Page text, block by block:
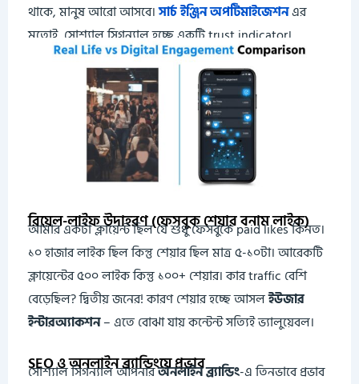
থাকে, মানুষ আরো আসবে।সার্চ ইঞ্জিন অপটিমাইজেশনএর
মতোই, সোশ্যাল সিগন্যাল হচ্ছে একটি trust indicator।
রিয়েল-লাইফ উদাহরণ (ফেসবুক শেয়ার বনাম লাইক)
আমার একটা ক্লায়েন্ট ছিল যে শুধু ফেসবুকে paid likes কিনত।
১০ হাজার লাইক ছিল কিন্তু শেয়ার ছিল মাত্র ৫-১০টা। আরেকটি
ক্লায়েন্টের ৫০০ লাইক কিন্তু ১০০+ শেয়ার। কার traffic বেশি
বেড়েছিল? দ্বিতীয় জনের! কারণ শেয়ার হচ্ছে আসলইউজার
ইন্টারঅ্যাকশন– এতে বোঝা যায় কন্টেন্ট সত্যিই ভ্যালুয়েবল।
SEO ও অনলাইন ব্র্যান্ডিংয়ে প্রভাব
সোশ্যাল সিগন্যাল আপনারঅনলাইন ব্র্যান্ডিং-এ তিনভাবে প্রভাব